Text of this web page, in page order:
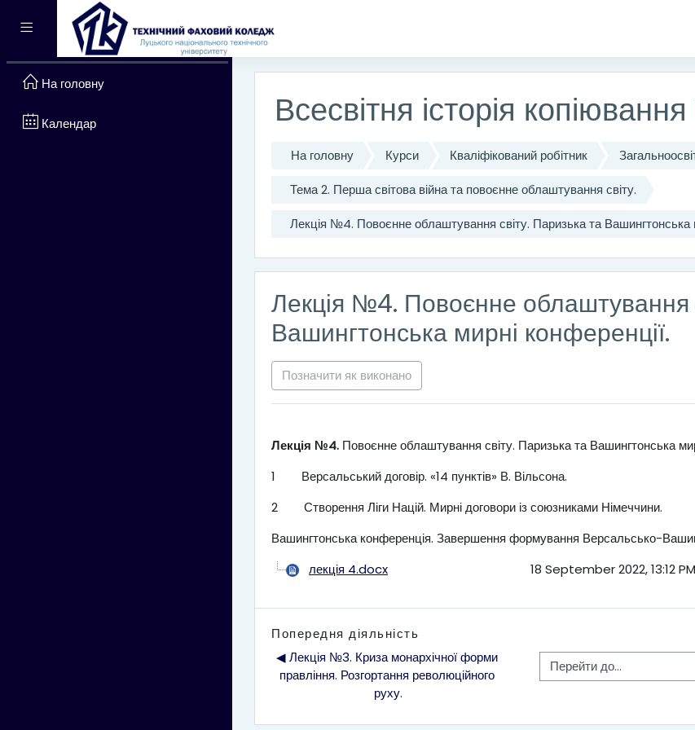
Бокова панель
Всесвітня історія копіювання
На головну Курси Кваліфікований робітник
Тема 2. Перша світова війна та повоєнне облаштування світу.
Лекція №4. Повоєнне облаштування світу. Паризька та Вашингтонська
Лекція №4. Повоєнне облаштування
Вашингтонська мирні конференції.
Позначити як виконано
Лекція №4. Повоєнне облаштування світу. Паризька та Вашингтонська
1 Версальський договір. «14 пунктів» В. Вільсона.
2 Створення Ліги Націй. Мирні договори із союзниками Німеччини.
Вашингтонська конференція. Завершення формування Версальсько-
лекція 4.docx
18 September 2022, 13:12 PM
Попередня діяльність
◀︎ Лекція №3. Криза монархічної форми
правління. Розгортання революційного
руху.
Перейти до...
На головну
Календар